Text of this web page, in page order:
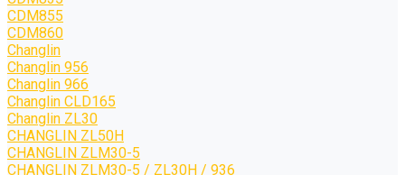
CDM855
CDM860
Changlin
Changlin 956
Changlin 966
Changlin CLD165
Changlin ZL30
CHANGLIN ZL50H
CHANGLIN ZLM30-5
CHANGLIN ZLM30-5 / ZL30H / 936